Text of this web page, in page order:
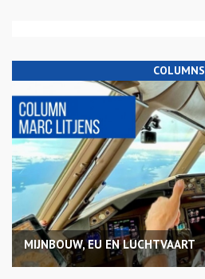
COLUMNS
MIJNBOUW, EU EN LUCHTVAART